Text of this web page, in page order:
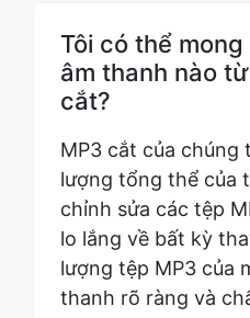
MP3 cắt của
lượng tổng thể của
chỉnh sửa các tệp
lo lắng về bất kỳ
lượng tệp MP3 của
thanh rõ ràng và
Sử dụng công